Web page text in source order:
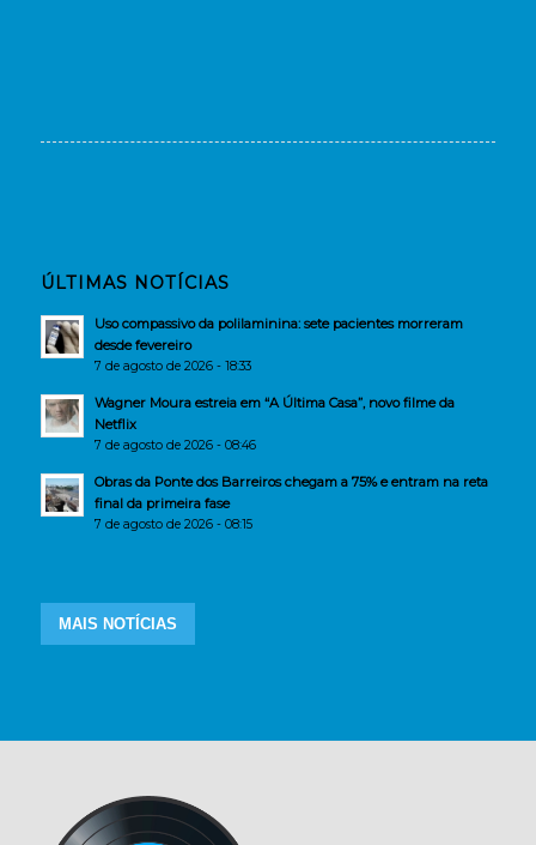
ÚLTIMAS NOTÍCIAS
Uso compassivo da polilaminina: sete pacientes morreram
desde fevereiro
7 de agosto de 2026 - 18:33
Wagner Moura estreia em “A Última Casa”, novo filme da
Netflix
7 de agosto de 2026 - 08:46
Obras da Ponte dos Barreiros chegam a 75% e entram na reta
final da primeira fase
7 de agosto de 2026 - 08:15
MAIS NOTÍCIAS